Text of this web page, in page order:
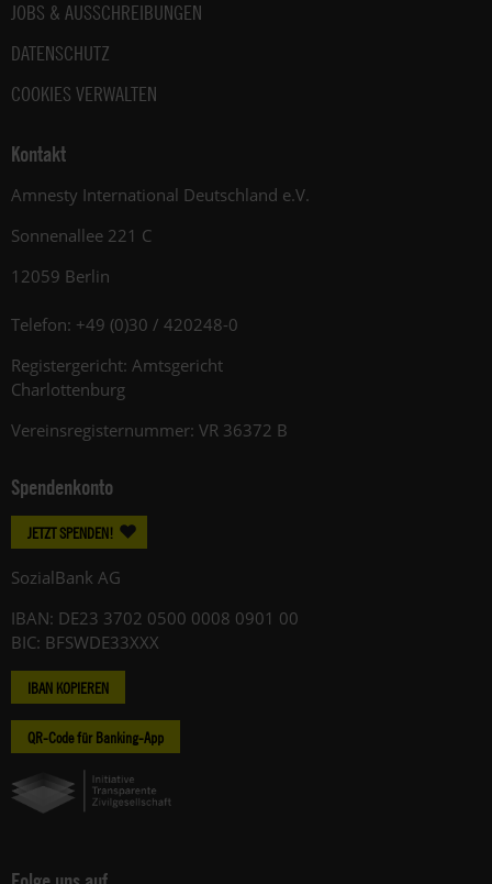
JOBS & AUSSCHREIBUNGEN
DATENSCHUTZ
COOKIES VERWALTEN
Kontakt
Amnesty International Deutschland e.V.
Sonnenallee 221 C
12059 Berlin
Telefon: +49 (0)30 / 420248-0
Registergericht: Amtsgericht
Charlottenburg
Vereinsregisternummer: VR 36372 B
Spendenkonto
JETZT SPENDEN!
SozialBank AG
IBAN: DE23 3702 0500 0008 0901 00
BIC: BFSWDE33XXX
IBAN KOPIEREN
QR-Code für Banking-App